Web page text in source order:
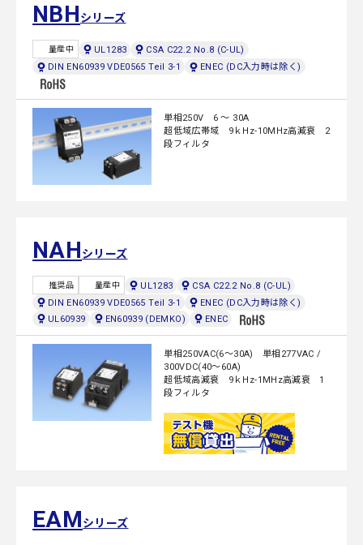
NBHシリーズ
量産中 UL1283
CSA C22.2 No.8 (C-UL)
DIN EN60939 VDE0565 Teil 3-1
ENEC (DC入力時は除く)
単相250V 6 ～ 30A
超低域広帯域 9ｋHz-10MHz高減衰 2
段フィルタ
NAHシリーズ
推奨品 量産中 UL1283
CSA C22.2 No.8 (C-UL)
DIN EN60939 VDE0565 Teil 3-1
ENEC (DC入力時は除く)
UL60939
EN60939 (DEMKO) ENEC
単相250VAC(6～30A) 単相277VAC /
300VDC(40～60A)
超低域高減衰 9ｋHz-1MHz高減衰 1
段フィルタ
EAMシリーズ